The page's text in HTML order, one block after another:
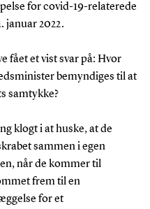
for covid-19-relaterede
januar 2022.
fået et vist svar på: Hvor
bemyndiges til at
samtykke?
klogt i at huske, at de
sammen i egen
når de kommer til
frem til en
for et